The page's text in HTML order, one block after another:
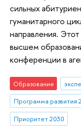
сильных
гуманитарного
направления.
высшем
конференции в
Образование
Программа развития
Приоритет 2030